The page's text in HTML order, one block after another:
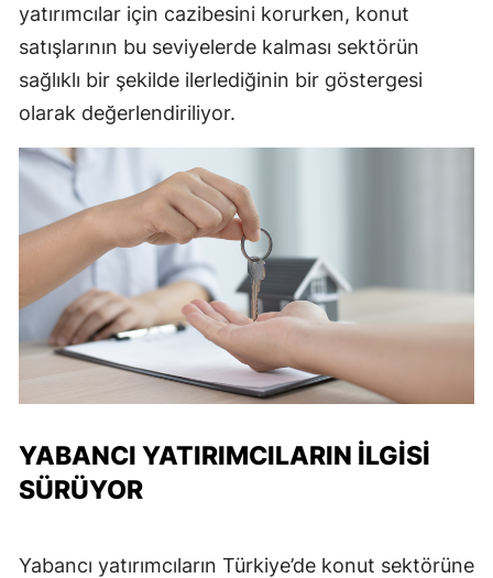
yatırımcılar için cazibesini korurken, konut
satışlarının bu seviyelerde kalması sektörün
sağlıklı bir şekilde ilerlediğinin bir göstergesi
olarak değerlendiriliyor.
YABANCI YATIRIMCILARIN İLGİSİ
SÜRÜYOR
Yabancı yatırımcıların Türkiye’de konut sektörüne